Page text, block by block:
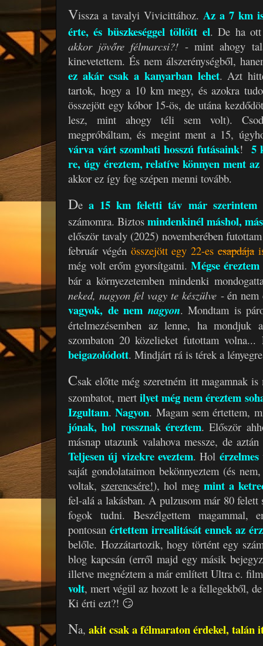
Vissza a tavalyi Vivicittához. Az a 7 km
érte, és büszkeséggel töltött el. De ha
akkor jövőre félmarcsi?! - mint ahogy
kinevetettem. És nem álszerénységből,
ez akár csak a kanyarban lehet. Azt
tartok, hogy a 10 km megy, és azokra
összejött egy kóbor 15-ös, de utána
lesz, mint ahogy téli sem volt).
megpróbáltam, és megint ment a 15,
várva várt szombati hosszú futásaink! 5
re, úgy éreztem, relatíve könnyen ment
akkor ez így fog szépen menni tovább.
Dea 15 km feletti táv már szerintem
számomra. Biztos mindenkinél máshol,
először tavaly (2025) novemberében
február végén összejött egy 22-escsapdája
még volt erőm gyorsítgatni. Mégse
bár a környezetemben mindenki
neked, nagyon fel vagy te készülve- én nem
vagyok, de nem nagyon. Mondtam is
értelmezésemben az lenne, ha
szombaton 20 közelieket futottam
beigazolódott. Mindjárt rá is térek a
Csak előtte még szeretném itt magamnak
szombatot, mertilyet még nem éreztem
Izgultam.Nagyon. Magam sem értettem,
jónak, hol rossznak éreztem. Először
másnap utazunk valahova messze, de
Teljesen új vizekre eveztem. Hol érzelmes
saját gondolataimon bekönnyeztem (és
voltak, szerencsére!), hol meg mint a
fel-alá a lakásban. A pulzusom már 80
fogok tudni. Beszélgettem magammal,
pontosan értettem irrealitását ennek az
belőle. Hozzátartozik, hogy történt egy
blog kapcsán (erről majd egy másik
illetve megnéztem a már említett Ultra c.
volt, mert végül az hozott le a fellegekből,
Ki érti ezt?! 😏
Na, akit csak a félmaraton érdekel, talán